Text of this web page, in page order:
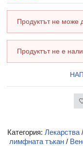
Продуктът не може
Продуктът не е
Категория: Лекарства /
лимфната тъкан /